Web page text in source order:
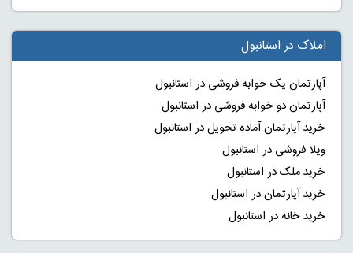
املاک در استانبول
آپارتمان یک خوابه فروشی در استانبول
آپارتمان دو خوابه فروشی در استانبول
خرید آپارتمان آماده تحویل در استانبول
ویلا فروشی در استانبول
خرید ملک در استانبول
خرید آپارتمان در استانبول
خرید خانه در استانبول